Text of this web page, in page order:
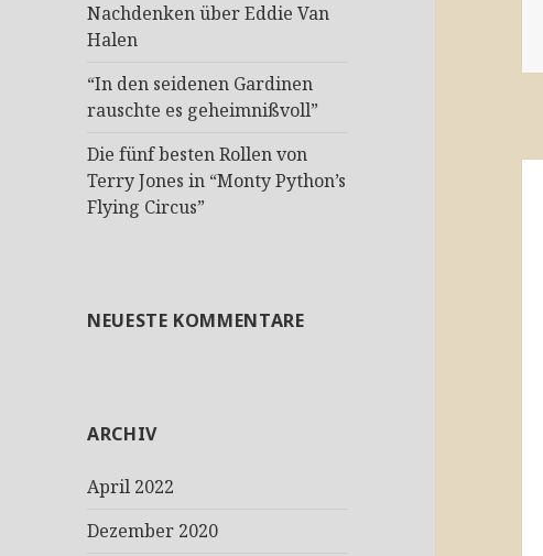
Nachdenken über Eddie Van
Halen
“In den seidenen Gardinen
rauschte es geheimnißvoll”
Die fünf besten Rollen von
Terry Jones in “Monty Python’s
Flying Circus”
NEUESTE KOMMENTARE
ARCHIV
April 2022
Dezember 2020